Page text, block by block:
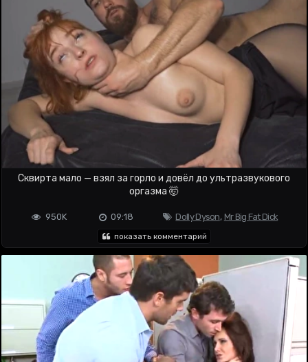
Сквирта мало — взял за горло и довёл до ультразвукового
оргазма 🤯
Dolly Dyson, Mr Big Fat Dick
09:18
950K
показать комментарий